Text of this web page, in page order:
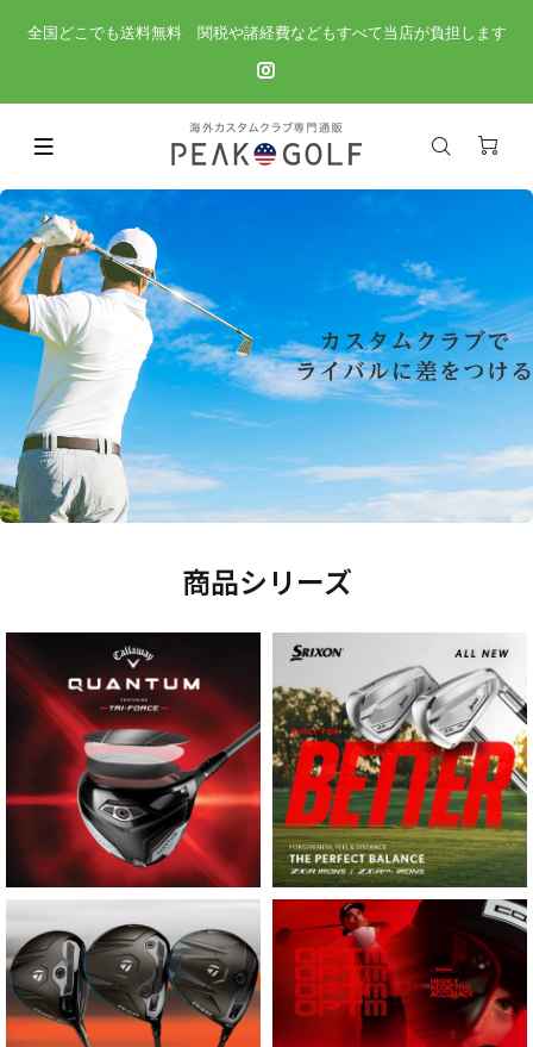
全国どこでも送料無料 関税や諸経費などもすべて当店が負担します
商品シリーズ